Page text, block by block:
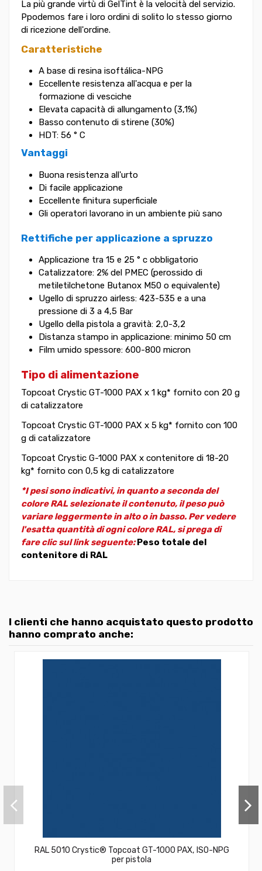
La più grande virtù di GelTint è la velocità del servizio.
Ppodemos fare i loro ordini di solito lo stesso giorno
di ricezione dell'ordine.
Caratteristiche
A base di resina isoftálica-NPG
Eccellente resistenza all'acqua e per la
formazione di vesciche
Elevata capacità di allungamento (3,1%)
Basso contenuto di stirene (30%)
HDT: 56 ° C
Vantaggi
Buona resistenza all'urto
Di facile applicazione
Eccellente finitura superficiale
Gli operatori lavorano in un ambiente più sano
Rettifiche per applicazione a spruzzo
Applicazione tra 15 e 25 ° c obbligatorio
Catalizzatore: 2% del PMEC (perossido di
metiletilchetone Butanox M50 o equivalente)
Ugello di spruzzo airless: 423-535 e a una
pressione di 3 a 4,5 Bar
Ugello della pistola a gravità: 2,0-3,2
Distanza stampo in applicazione: minimo 50 cm
Film umido spessore: 600-800 micron
Tipo di alimentazione
Topcoat Crystic GT-1000 PAX x 1 kg* fornito con 20 g
di catalizzatore
Topcoat Crystic GT-1000 PAX x 5 kg* fornito con 100
g di catalizzatore
Topcoat Crystic G-1000 PAX x contenitore di 18-20
kg* fornito con 0,5 kg di catalizzatore
*I pesi sono indicativi, in quanto a seconda del
colore RAL selezionate il contenuto, il peso può
variare leggermente in alto o in basso. Per vedere
l'esatta quantità di ogni colore RAL, si prega di
fare clic sul link seguente:Peso totale del
contenitore di RAL
I clienti che hanno acquistato questo prodotto
hanno comprato anche:
RAL 5010 Crystic® Topcoat GT-1000 PAX, ISO-NPG
per pistola